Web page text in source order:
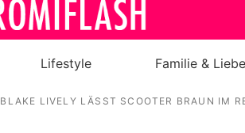
Royals
Lifestyle Familie & Liebe
BLAKE LIVELY LÄSST SCOOTER BRAUN IM